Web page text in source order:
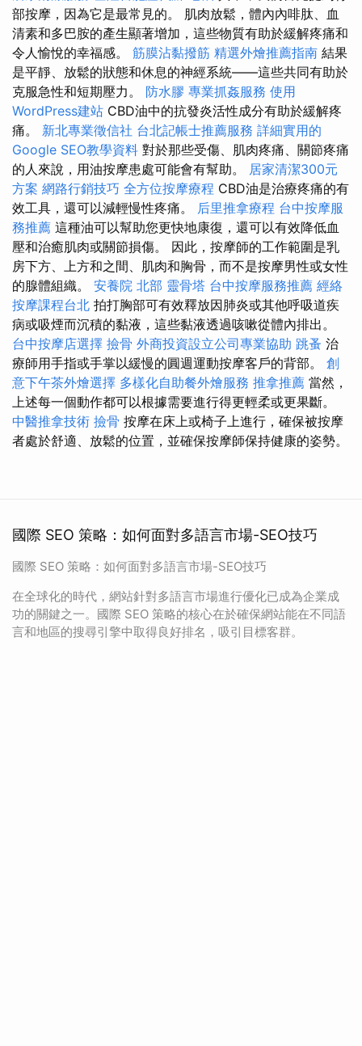
部按摩，因為它是最常見的。 肌肉放鬆，體內內啡肽、血
清素和多巴胺的產生顯著增加，這些物質有助於緩解疼痛和
令人愉悅的幸福感。 筋膜沾黏撥筋 精選外燴推薦指南 結果
是平靜、放鬆的狀態和休息的神經系統——這些共同有助於
克服急性和短期壓力。 防水膠 專業抓姦服務 使用
WordPress建站 CBD油中的抗發炎活性成分有助於緩解疼
痛。 新北專業徵信社 台北記帳士推薦服務 詳細實用的
Google SEO教學資料 對於那些受傷、肌肉疼痛、關節疼痛
的人來說，用油按摩患處可能會有幫助。 居家清潔300元
方案 網路行銷技巧 全方位按摩療程 CBD油是治療疼痛的有
效工具，還可以減輕慢性疼痛。 后里推拿療程 台中按摩服
務推薦 這種油可以幫助您更快地康復，還可以有效降低血
壓和治癒肌肉或關節損傷。 因此，按摩師的工作範圍是乳
房下方、上方和之間、肌肉和胸骨，而不是按摩男性或女性
的腺體組織。 安養院 北部 靈骨塔 台中按摩服務推薦 經絡
按摩課程台北 拍打胸部可有效釋放因肺炎或其他呼吸道疾
病或吸煙而沉積的黏液，這些黏液透過咳嗽從體內排出。
台中按摩店選擇 撿骨 外商投資設立公司專業協助 跳蚤 治
療師用手指或手掌以緩慢的圓週運動按摩客戶的背部。 創
意下午茶外燴選擇 多樣化自助餐外燴服務 推拿推薦 當然，
上述每一個動作都可以根據需要進行得更輕柔或更果斷。
中醫推拿技術 撿骨 按摩在床上或椅子上進行，確保被按摩
者處於舒適、放鬆的位置，並確保按摩師保持健康的姿勢。
國際 SEO 策略：如何面對多語言市場-SEO技巧
國際 SEO 策略：如何面對多語言市場-SEO技巧
在全球化的時代，網站針對多語言市場進行優化已成為企業成
功的關鍵之一。國際 SEO 策略的核心在於確保網站能在不同語
言和地區的搜尋引擎中取得良好排名，吸引目標客群。